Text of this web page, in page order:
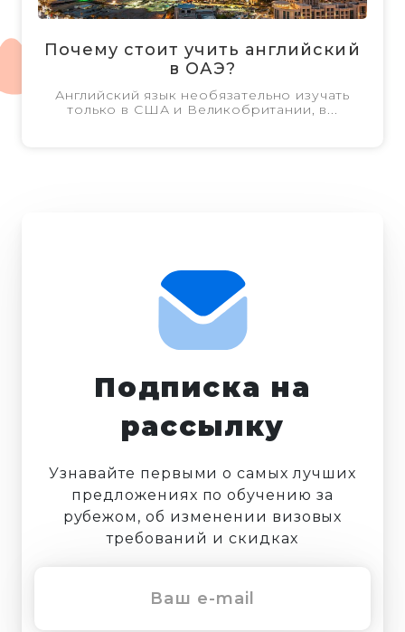
Почему стоит учить английский
в ОАЭ?
Английский язык необязательно изучать
только в США и Великобритании, в...
Подписка на
рассылку
Узнавайте первыми о самых лучших
предложениях по обучению за
рубежом, об изменении визовых
требований и скидках